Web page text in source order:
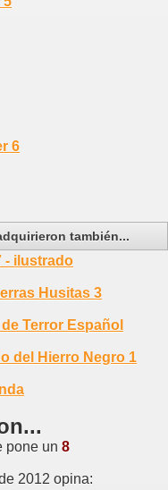
6
también...
- ilustrado
Husitas 3
Terror Español
del Hierro Negro 1
pone un 8
2012 opina: